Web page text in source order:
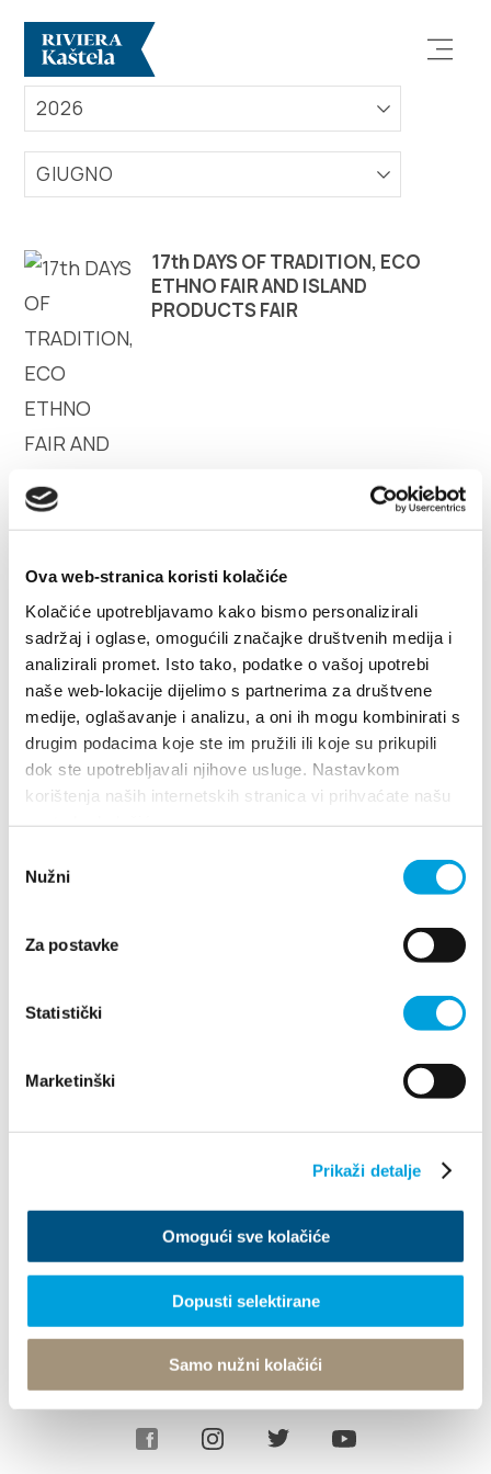
Ova web-stranica koristi kolačiće
Kolačiće upotrebljavamo kako bismo personalizirali
sadržaj i oglase, omogućili značajke društvenih medija i
analizirali promet. Isto tako, podatke o vašoj upotrebi
naše web-lokacije dijelimo s partnerima za društvene
medije, oglašavanje i analizu, a oni ih mogu kombinirati s
drugim podacima koje ste im pružili ili koje su prikupili
dok ste upotrebljavali njihove usluge. Nastavkom
korištenja naših internetskih stranica vi prihvaćate našu
pristanka
Nužni
Za postavke
Statistički
Marketinški
Prikaži detalje
Omogući sve kolačiće
Dopusti selektirane
Samo nužni kolačići
Esplora
Destinazione
Cosa fare
Info
Multimedia
Safe in Dalmatia
it
+385 21 227 933
21216 Kaštel Stari, Hrvatska
Indicazioni
EVENTI
2026
GIUGNO
17th DAYS OF TRADITION, ECO
ETHNO FAIR AND ISLAND
PRODUCTS FAIR
Villa Nika, Kamberovo šetalište 30
21216 Kaštel Stari, Hrvatska
Indicazioni
Destinazione
Info
Tourist office
vibracije
Design by:Signed Design